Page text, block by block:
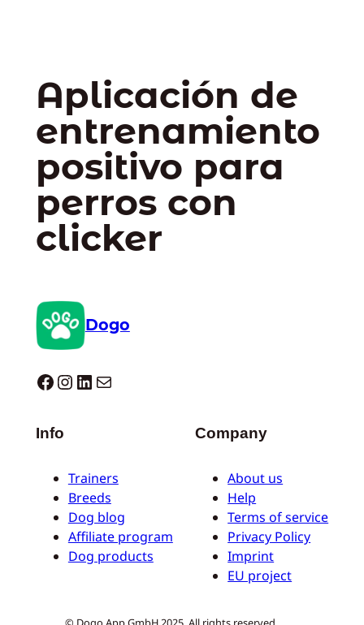
Aplicación de
entrenamiento
positivo para
perros con
clicker
Dogo
Dogo facebook InstagramLinkedIn Correo electrónico
Info
Trainers
Breeds
Dog blog
Affiliate program
Dog products
Company
About us
Help
Terms of service
Privacy Policy
Imprint
EU project